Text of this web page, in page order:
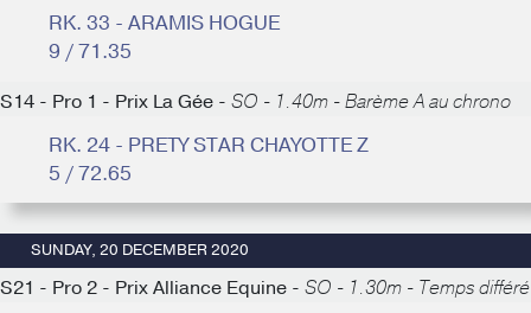
RK. 33 - ARAMIS HOGUE
9 / 71.35
S14 - Pro 1 - Prix La Gée - SO - 1.40m - Barème A au chrono
RK. 24 - PRETY STAR CHAYOTTE Z
5 / 72.65
SUNDAY, 20 DECEMBER 2020
S21 - Pro 2 - Prix Alliance Equine - SO - 1.30m - Temps différé